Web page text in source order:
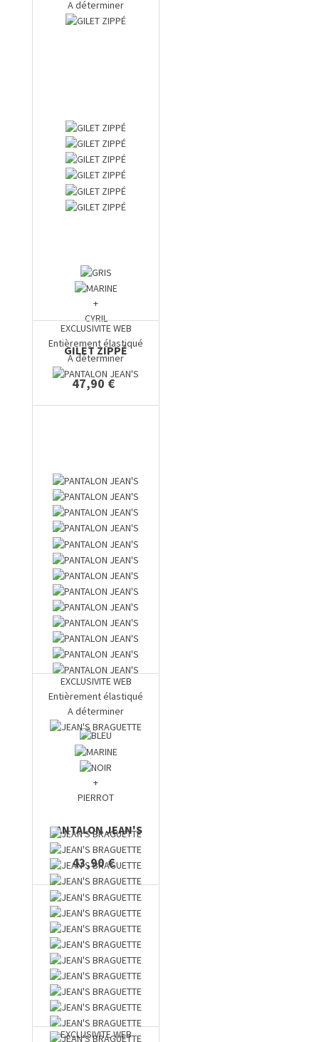
A déterminer
+
CYRIL
GILET ZIPPÉ
47,90 €
EXCLUSIVITE WEB
Entièrement élastiqué
A déterminer
+
PIERROT
PANTALON JEAN'S
43,90 €
EXCLUSIVITE WEB
Entièrement élastiqué
A déterminer
EXCLUSIVITE WEB